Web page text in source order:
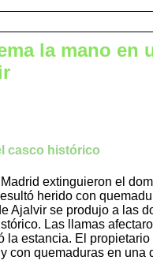
la mano en
casco histórico
extinguieron el
herido con
Ajalvir se produjo a las
Las llamas
la estancia. El
con quemaduras en una